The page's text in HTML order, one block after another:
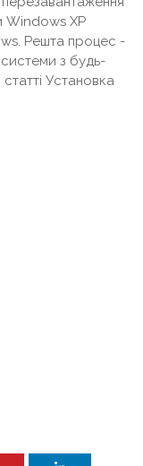
Windows XP
Решта процес -
з будь-
Установка